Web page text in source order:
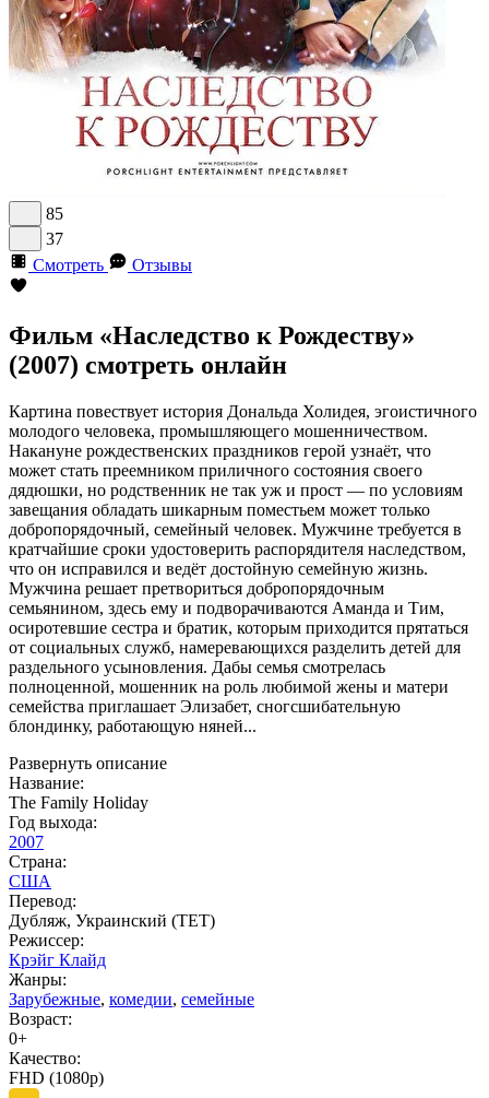
85
37
Смотреть
Отзывы
Фильм «Наследство к Рождеству»
(2007) смотреть онлайн
Картина повествует история Дональда Холидея, эгоистичного
молодого человека, промышляющего мошенничеством.
Накануне рождественских праздников герой узнаёт, что
может стать преемником приличного состояния своего
дядюшки, но родственник не так уж и прост — по условиям
завещания обладать шикарным поместьем может только
добропорядочный, семейный человек. Мужчине требуется в
кратчайшие сроки удостоверить распорядителя наследством,
что он исправился и ведёт достойную семейную жизнь.
Мужчина решает претвориться добропорядочным
семьянином, здесь ему и подворачиваются Аманда и Тим,
осиротевшие сестра и братик, которым приходится прятаться
от социальных служб, намеревающихся разделить детей для
раздельного усыновления. Дабы семья смотрелась
полноценной, мошенник на роль любимой жены и матери
семейства приглашает Элизабет, сногсшибательную
блондинку, работающую няней...
Развернуть описание
Название:
The Family Holiday
Год выхода:
2007
Страна:
США
Перевод:
Дубляж, Украинский (ТЕТ)
Режиссер:
Крэйг Клайд
Жанры:
Зарубежные, комедии, семейные
Возраст:
0+
Качество:
FHD (1080p)